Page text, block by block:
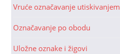
Vruće označavanje utiskivanjem
Označavanje po obodu
Uložne oznake i žigovi